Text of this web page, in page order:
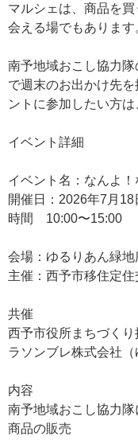
マルシェは、商品を
会える場でもあります
南予地域おこし協力
で週末のお出かけ先
ントに参加したい方
イベント詳細
イベント名： なんよ！
開催日：2026年7月18
時間 10:00〜15:00
会場： ゆるりあん緑
主催： 西予市移住定
共催
西予市役所まちづくり
ラソンブレ株式会社（
内容
南予地域おこし協力
商品の販売